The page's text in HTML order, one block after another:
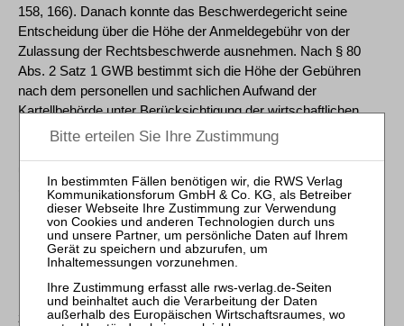
158, 166). Danach konnte das Beschwerdegericht seine
Entscheidung über die Höhe der Anmeldegebühr von der
Zulassung der Rechtsbeschwerde ausnehmen. Nach § 80
Abs. 2 Satz 1 GWB bestimmt sich die Höhe der Gebühren
nach dem personellen und sachlichen Aufwand der
Kartellbehörde unter Berücksichtigung der wirtschaftlichen
Bedeutung, die der Gegenstand der gebührenpflichtigen
Handlung hat. Die Höhe der Anmeldegebühr ist damit
(mit oder ohne Nebenbestimmungen) freigegeben wird.
[11] Im Übrigen ist die Rechtsbeschwerde des
Bundeskartellamts ebenso zulässig wie die
Beschwerdebefugnis als Beigeladene es genügt, dass sie als
zumindest potentielle Mitbewerberin der üstra und der DB